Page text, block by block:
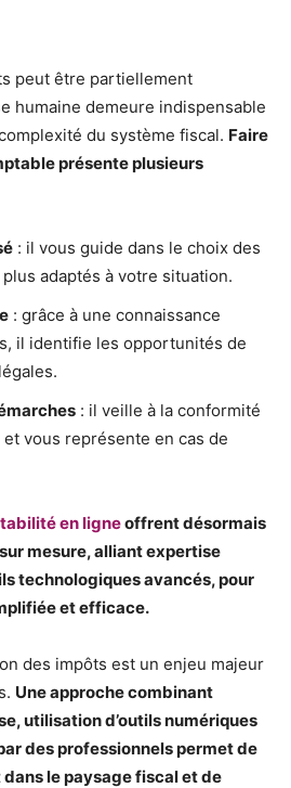
peut être partiellement
humaine demeure indispensable
du système fiscal. Faire
présente plusieurs
: il vous guide dans le choix des
adaptés à votre situation.
: grâce à une connaissance
il identifie les opportunités de
: il veille à la conformité
vous représente en cas de
en ligneoffrent désormais
mesure, alliant expertise
technologiques avancés, pour
et efficace.
des impôts est un enjeu majeur
Une approche combinant
utilisation d’outils numériques
des professionnels permet de
le paysage fiscal et de